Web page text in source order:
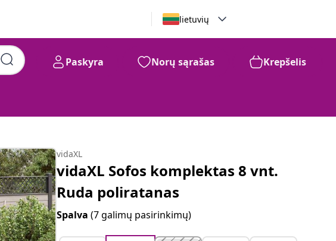
lietuvių
Paskyra Norų sąrašas Krepšelis
vidaXL
vidaXL Sofos komplektas 8 vnt.
Ruda poliratanas
Spalva(7 galimų pasirinkimų)